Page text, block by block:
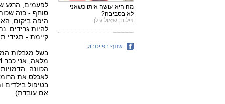
לפעמים, הרגע
סוחף - כזה
היפה ביקום,
להיות גרידים.
קיימת - תגידי
בשל מגבלות
הכוונה.
לאכלס את
בטיפול בילדים
אם עובדת).
מה היא עושה איתו כשאני
לא בסביבה?
צילום: שאול גולן
שתף בפייסבוק